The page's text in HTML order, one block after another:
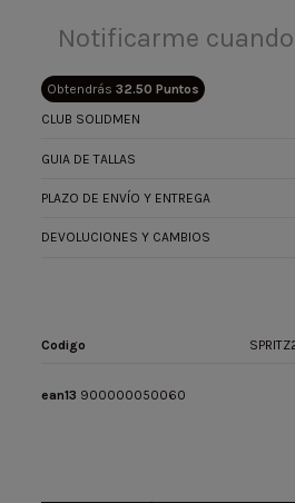
Obtendrás32.50 Puntos
CLUB SOLIDMEN
GUIA DE TALLAS
PLAZO DE ENVÍO Y ENTREGA
DEVOLUCIONES Y CAMBIOS
Codigo
ean13 900000050060